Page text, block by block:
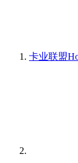
卡业联盟